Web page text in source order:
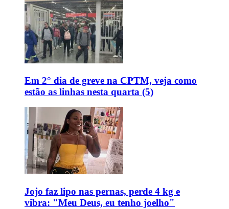
Em 2° dia de greve na CPTM, veja como
estão as linhas nesta quarta (5)
Jojo faz lipo nas pernas, perde 4 kg e
vibra: "Meu Deus, eu tenho joelho"